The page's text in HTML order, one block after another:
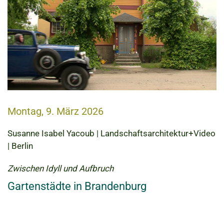
Montag, 9. März 2026
Susanne Isabel Yacoub | Landschaftsarchitektur+Video
| Berlin
Zwischen Idyll und Aufbruch
Gartenstädte in Brandenburg